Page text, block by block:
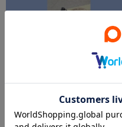
🎀4月13日発売 アクセサリーの新商品🎀
3COINS